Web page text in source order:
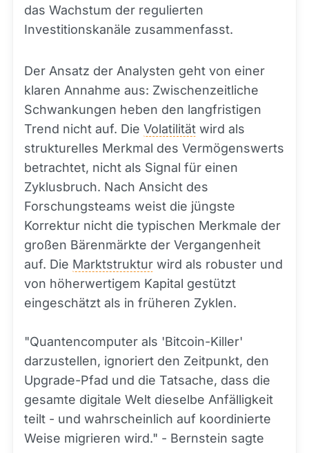
das Wachstum der regulierten
Investitionskanäle zusammenfasst.
Der Ansatz der Analysten geht von einer
klaren Annahme aus: Zwischenzeitliche
Schwankungen heben den langfristigen
Trend nicht auf. Die Volatilität wird als
strukturelles Merkmal des Vermögenswerts
betrachtet, nicht als Signal für einen
Zyklusbruch. Nach Ansicht des
Forschungsteams weist die jüngste
Korrektur nicht die typischen Merkmale der
großen Bärenmärkte der Vergangenheit
auf. Die Marktstruktur wird als robuster und
von höherwertigem Kapital gestützt
eingeschätzt als in früheren Zyklen.
"Quantencomputer als 'Bitcoin-Killer'
darzustellen, ignoriert den Zeitpunkt, den
Upgrade-Pfad und die Tatsache, dass die
gesamte digitale Welt dieselbe Anfälligkeit
teilt - und wahrscheinlich auf koordinierte
Weise migrieren wird." - Bernstein sagte